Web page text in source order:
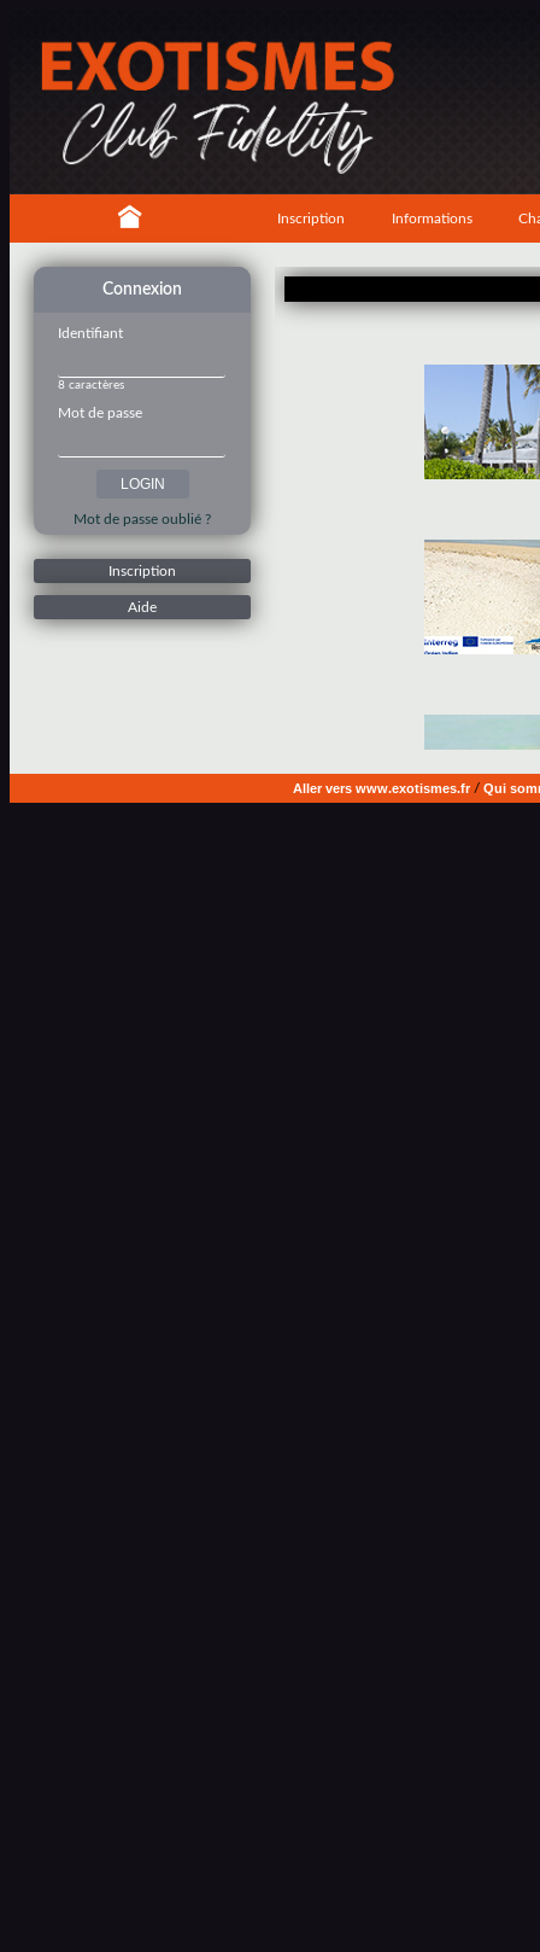
Inscription Informations
Connexion
Identifiant
8 caractères
Mot de passe
Mot de passe oublié ?
Inscription
Aide
Aller vers www.exotismes.fr/ Qui